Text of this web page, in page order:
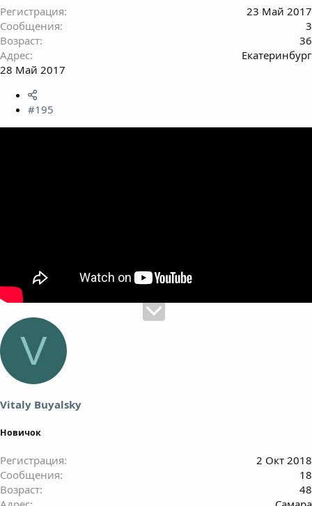
Регистрация
23 Май 2017
Сообщения
3
Возраст
36
Адрес
Екатеринбург
28 Май 2017
#195
V
Vitaly Buyalsky
Новичок
Регистрация
2 Окт 2018
Сообщения
18
Возраст
48